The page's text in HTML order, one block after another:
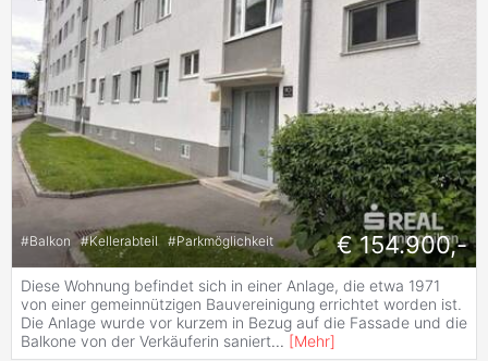
#Balkon #Kellerabteil #Parkmöglichkeit € 154.900,-
Diese Wohnung befindet sich in einer Anlage, die etwa 1971
von einer gemeinnützigen Bauvereinigung errichtet worden ist.
Die Anlage wurde vor kurzem in Bezug auf die Fassade und die
Balkone von der Verkäuferin saniert... [Mehr]